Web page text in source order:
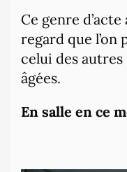
Ce genre
regard que
celui des
âgées.
En salle en ce